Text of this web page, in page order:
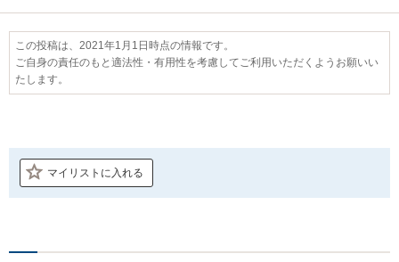
この投稿は、2021年1月1日時点の情報です。
ご自身の責任のもと適法性・有用性を考慮してご利用いただくようお願いい
たします。
マイリストに入れる